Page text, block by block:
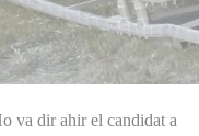
va dir ahir el candidat a